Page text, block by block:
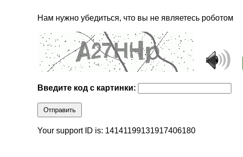
Нам нужно убедиться, что вы не являетесь роботом
Введите код с картинки:
Отправить
Your support ID is: 14141199131917406180